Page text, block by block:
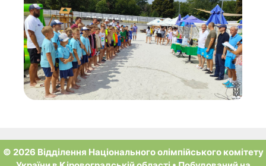
© 2026 Відділення Національного олімпійського комітету